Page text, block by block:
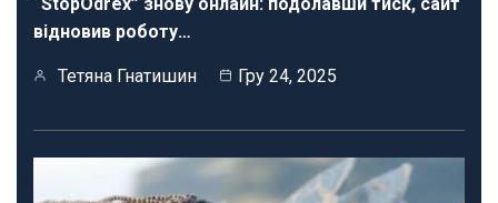
відновив роботу…
Тетяна Гнатишин Гру 24, 2025